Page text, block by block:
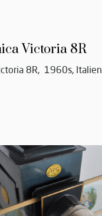
Victoria 8R
8R, 1960s, Italien